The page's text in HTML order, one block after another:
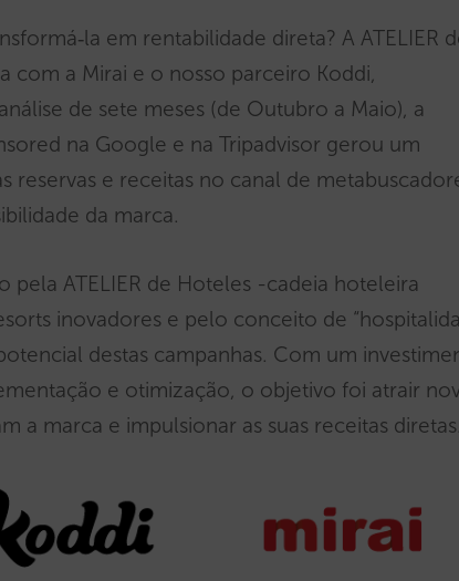
em rentabilidade direta? A ATELIER
com a Mirai e o nosso parceiro Koddi,
de sete meses (de Outubro a Maio), a
na Google e na Tripadvisor gerou um
reservas e receitas no canal de
da marca.
pela ATELIER de Hoteles -cadeia hoteleira
inovadores e pelo conceito de
destas campanhas. Com um
e otimização, o objetivo foi atrair
a marca e impulsionar as suas receitas diretas.